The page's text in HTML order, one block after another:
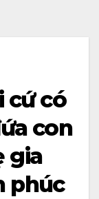
cứ có
con
gia
phúc